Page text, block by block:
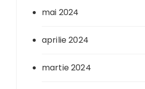
mai 2024
aprilie 2024
martie 2024